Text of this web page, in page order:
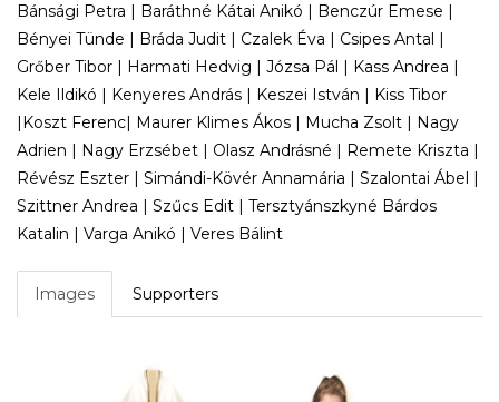
Bánsági Petra | Baráthné Kátai Anikó | Benczúr Emese |
Bényei Tünde | Bráda Judit | Czalek Éva | Csipes Antal |
Grőber Tibor | Harmati Hedvig | Józsa Pál | Kass Andrea |
Kele Ildikó | Kenyeres András | Keszei István | Kiss Tibor
|Koszt Ferenc| Maurer Klimes Ákos | Mucha Zsolt | Nagy
Adrien | Nagy Erzsébet | Olasz Andrásné | Remete Kriszta |
Révész Eszter | Simándi-Kövér Annamária | Szalontai Ábel |
Szittner Andrea | Szűcs Edit | Tersztyánszkyné Bárdos
Katalin | Varga Anikó | Veres Bálint
Images Supporters